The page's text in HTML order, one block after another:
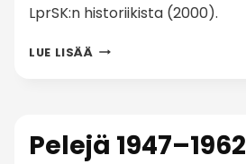
LprSK:n historiikista (2000).
LUE LISÄÄ PELEJÄ
Pelejä 1947–1962